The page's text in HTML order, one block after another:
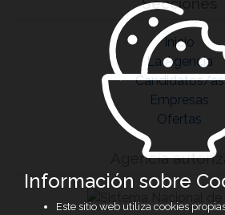
Inicio
La Agencia
Candidatos/as
Empresas
Ofertas
Agencia
Información sobre
Este sitio web utiliza cookies